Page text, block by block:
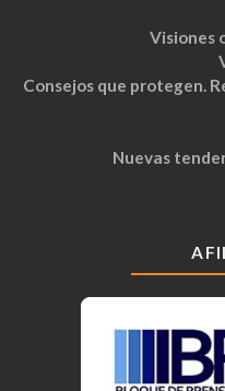
Visiones
Consejos que protegen.
Nuevas